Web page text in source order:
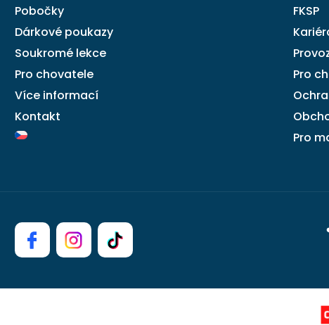
Pobočky
Dárkové poukazy
Soukromé lekce
Pro chovatele
Více informací
Kontakt
FKSP
Pro
Pro